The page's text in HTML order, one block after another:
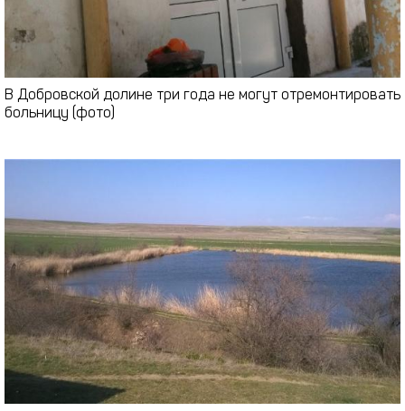
В Добровской долине три года не могут отремонтировать
больницу (фото)